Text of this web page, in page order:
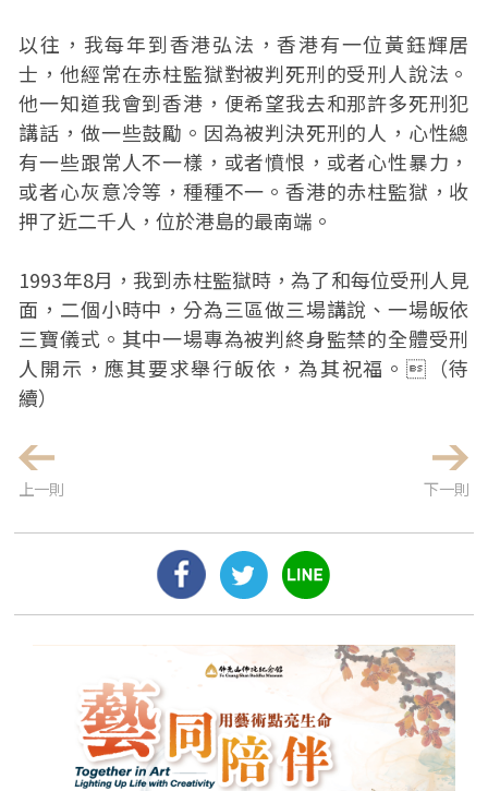
以往，我每年到香港弘法，香港有一位黃鈺輝居
士，他經常在赤柱監獄對被判死刑的受刑人說法。
他一知道我會到香港，便希望我去和那許多死刑犯
講話，做一些鼓勵。因為被判決死刑的人，心性總
有一些跟常人不一樣，或者憤恨，或者心性暴力，
或者心灰意冷等，種種不一。香港的赤柱監獄，收
押了近二千人，位於港島的最南端。
1993年8月，我到赤柱監獄時，為了和每位受刑人見
面，二個小時中，分為三區做三場講說、一場皈依
三寶儀式。其中一場專為被判終身監禁的全體受刑
人開示，應其要求舉行皈依，為其祝福。（待
續）
上一則 下一則